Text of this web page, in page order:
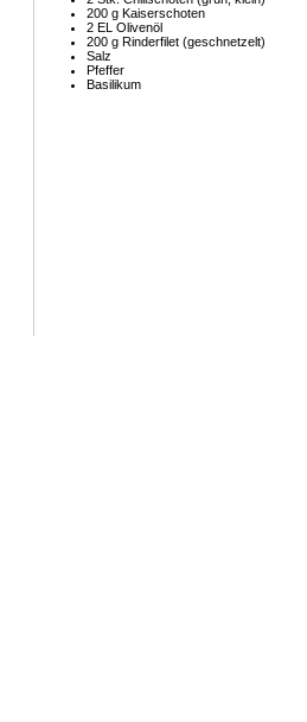
200 g Kaiserschoten
2 EL Olivenöl
200 g Rinderfilet (geschnetzelt)
Salz
Pfeffer
Basilikum